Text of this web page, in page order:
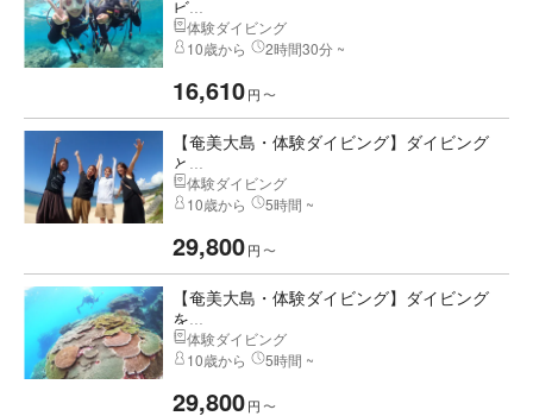
ビ...
体験ダイビング
10歳から
2時間30分 ~
16,610円 〜
【奄美大島・体験ダイビング】ダイビング
と...
体験ダイビング
10歳から
5時間 ~
29,800円 〜
【奄美大島・体験ダイビング】ダイビング
を...
体験ダイビング
10歳から
5時間 ~
29,800円 〜